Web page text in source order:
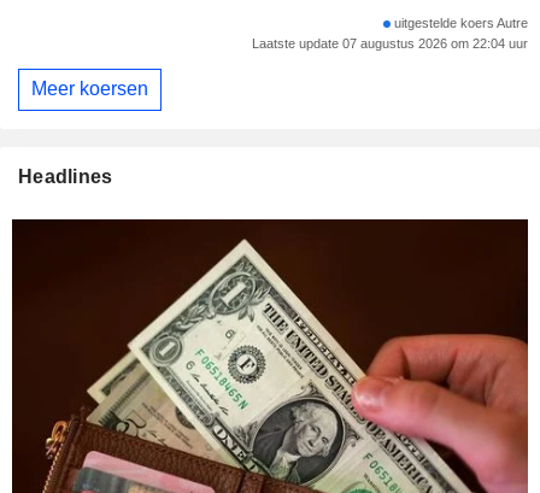
uitgestelde koers Autre
Laatste update 07 augustus 2026 om 22:04 uur
Meer koersen
Headlines